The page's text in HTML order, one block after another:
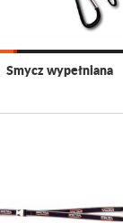
Smycz wypełniana